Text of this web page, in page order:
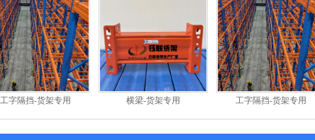
工字隔挡-货架专用 横梁-货架专用 工字隔挡-货架专用